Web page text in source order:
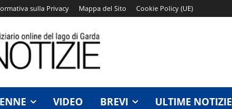
sulla Privacy Mappa del Sito Cookie Policy (UE)
VIDEO BREVI ULTIME NOTIZIE